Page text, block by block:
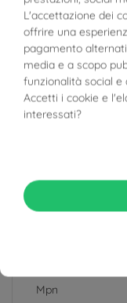
Peso
Larghezza
Spessore
RIFERIMENTI
Mpn
L'accettazione dei
offrire una
pagamento
media e a scopo
funzionalità social e
Accetti i cookie e
interessati?